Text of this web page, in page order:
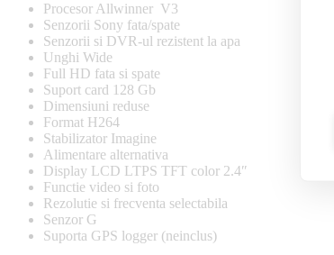
Procesor Allwinner V3
Senzorii Sony fata/spate
Senzorii si DVR-ul rezistent la apa
Unghi Wide
Full HD fata si spate
Suport card 128 Gb
Dimensiuni reduse
Format H264
Stabilizator Imagine
Alimentare alternativa
Display LCD LTPS TFT color 2.4″
Functie video si foto
Rezolutie si frecventa selectabila
Senzor G
Suporta GPS logger (neinclus)